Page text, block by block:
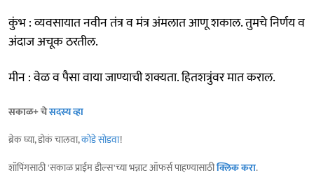
कुंभ : व्यवसायात नवीन तंत्र व मंत्र अंमलात आणू शकाल. तुमचे निर्णय व
अंदाज अचूक ठरतील.
मीन : वेळ व पैसा वाया जाण्याची शक्यता. हितशत्रुंवर मात कराल.
सकाळ+ चेसदस्य व्हा
ब्रेक घ्या, डोकं चालवा,कोडे सोडवा!
शॉपिंगसाठी 'सकाळ प्राईम डील्स'च्या भन्नाट ऑफर्स पाहण्यासाठीक्लिक करा.